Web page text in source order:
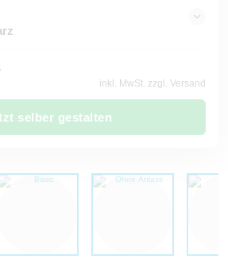
inkl. MwSt. zzgl. Versand
selber gestalten